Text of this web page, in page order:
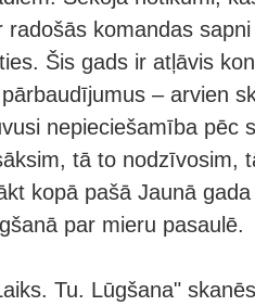
radošās komandas
Šis gads ir atļāvis
– arvien
nepieciešamība pēc
tā to nodzīvosim,
kopā pašā Jaunā
par mieru pasaulē.
Tu. Lūgšana"